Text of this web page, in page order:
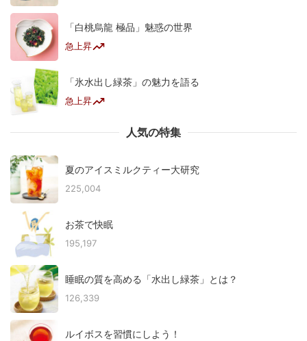
「白桃烏龍 極品」魅惑の世界
急上昇
「氷水出し緑茶」の魅力を語る
急上昇
人気の特集
夏のアイスミルクティー大研究
225,004
お茶で快眠
195,197
睡眠の質を高める「水出し緑茶」とは？
126,339
ルイボスを習慣にしよう！